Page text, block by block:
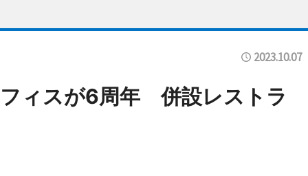
2023.10.07
ィスが6周年 併設レストラ